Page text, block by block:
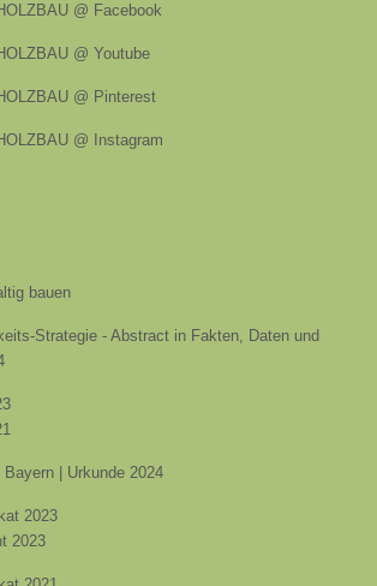
@ Facebook
@ Youtube
@ Pinterest
@ Instagram
bauen
Strategie - Abstract in Fakten, Daten und
| Urkunde 2024
2023
2023